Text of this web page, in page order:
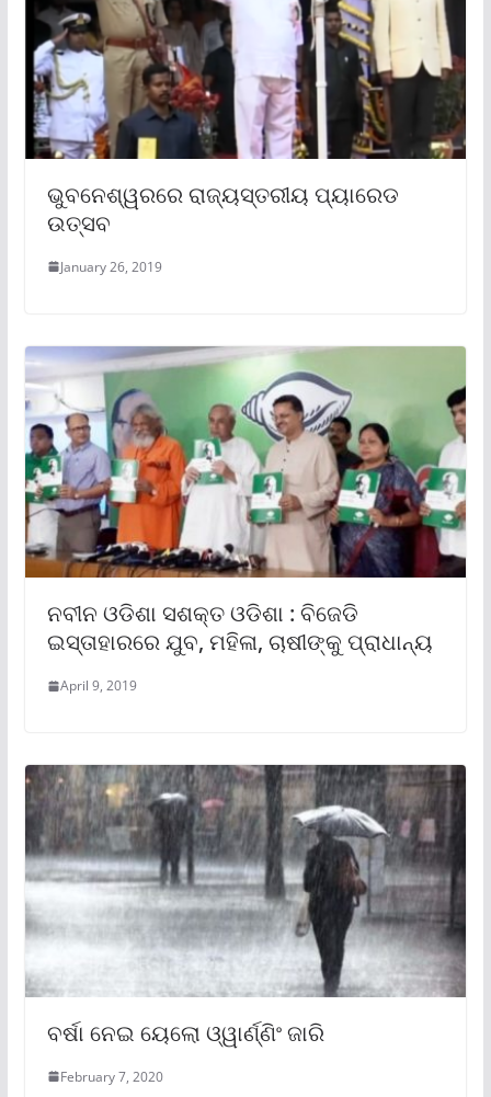
ଭୁବନେଶ୍ୱରରେ ରାଜ୍ୟସ୍ତରୀୟ ପ୍ୟାରେଡ
ଉତ୍ସବ
January 26, 2019
ନବୀନ ଓଡିଶା ସଶକ୍ତ ଓଡିଶା : ବିଜେଡି
ଇସ୍ତାହାରରେ ଯୁବ, ମହିଳା, ଚାଷୀଙ୍କୁ ପ୍ରାଧାନ୍ୟ
April 9, 2019
ବର୍ଷା ନେଇ ୟେଲୋ ଓ୍ୱାର୍ଣ୍ଣିଂ ଜାରି
February 7, 2020